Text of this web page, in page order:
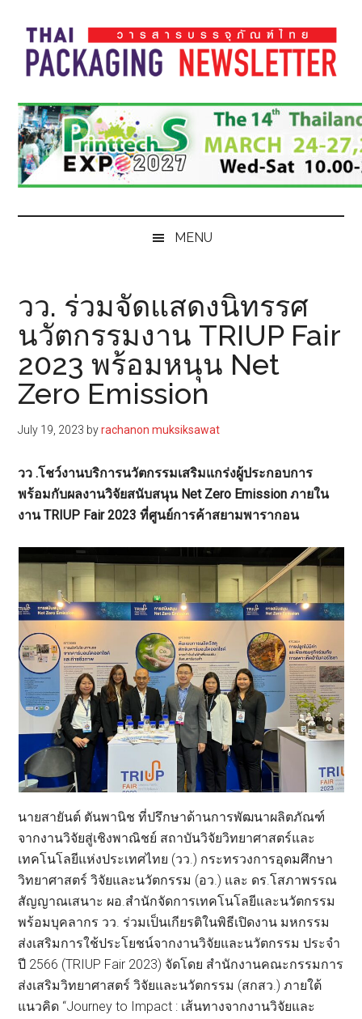
main
content
secondary
menu
primary
sidebar
footer
Thai
Pack
Magazine
Pack
Magazine
MENU
วว. ร่วมจัดแสดงนิทรรศ
นวัตกรรมงาน TRIUP Fair
2023 พร้อมหนุน Net
Zero Emission
July 19, 2023 byrachanon muksiksawat
วว .โชว์งานบริการนวัตกรรมเสริมแกร่งผู้ประกอบการ
พร้อมกับผลงานวิจัยสนับสนุน Net Zero Emission ภายใน
งาน TRIUP Fair 2023 ที่ศูนย์การค้าสยามพารากอน
นายสายันต์ ตันพานิช ที่ปรึกษาด้านการพัฒนาผลิตภัณฑ์
จากงานวิจัยสู่เชิงพาณิชย์ สถาบันวิจัยวิทยาศาสตร์และ
เทคโนโลยีแห่งประเทศไทย (วว.) กระทรวงการอุดมศึกษา
วิทยาศาสตร์ วิจัยและนวัตกรรม (อว.) และ ดร.โสภาพรรณ
สัญญาณเสนาะ ผอ.สำนักจัดการเทคโนโลยีและนวัตกรรม
พร้อมบุคลากร วว. ร่วมเป็นเกียรติในพิธีเปิดงาน มหกรรม
ส่งเสริมการใช้ประโยชน์จากงานวิจัยและนวัตกรรม ประจำ
ปี 2566 (TRIUP Fair 2023) จัดโดย สำนักงานคณะกรรมการ
ส่งเสริมวิทยาศาสตร์ วิจัยและนวัตกรรม (สกสว.) ภายใต้
แนวคิด “Journey to Impact : เส้นทางจากงานวิจัยและ